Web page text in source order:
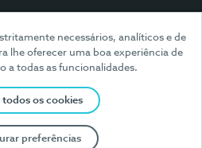
necessários, analíticos e de
lhe oferecer uma boa experiência de
a todas as funcionalidades.
todos os cookies
preferências